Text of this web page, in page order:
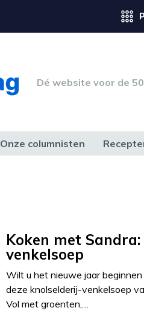
Dé website voor de
Onze columnisten
Koken met
venkelsoep
Wilt u het nieuwe jaar
deze knolselderij-venkelsoep
Vol met groenten,…